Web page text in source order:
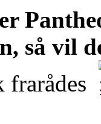
så vil
frarådes